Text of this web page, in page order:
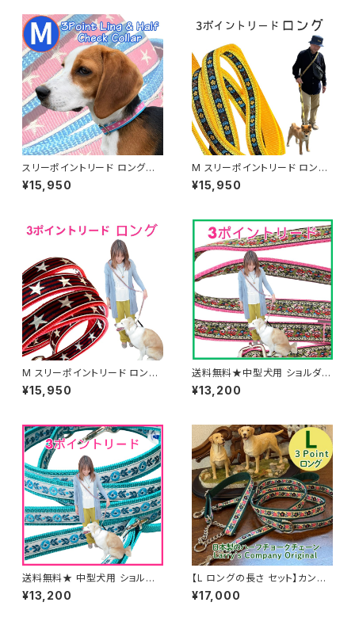
スリーポイントリード ロングロ
ングタイプとハーフチョークのセ
ット 送料無料★中型犬用 ショル
チョークカラー 日本製 オーダー
メイド｜ラリーズカンパニー
¥15,950
M スリーポイントリード ロング
ロングタイプとハーフチョークの
セット イエローフラワー 送料無
ダーリード ビタミンオレンジ 3
ポイントリード オーダー ハーフ
チョークカラー 日本製 オーダー
メイド｜ラリーズカンパニー
¥15,950
M スリーポイントリード ロング
ロングタイプとハーフチョークの
セット 送料無料★ Half Choke
オレンジ 3ポイントリード オー
ダー ハーフチョークカラー 日本
製 オーダーメイド｜ラリーズカ
ンパニー
¥15,950
送料無料★中型犬用 ショルダー
リード スリーポイントリード
ロングロングタイプ ピンクフラ
¥13,200
送料無料★ 中型犬用 ショルダ
ーリード スリーポイントリー
ド ロングロングタイプ アク
¥13,200
【L ロングの長さ セット】カント
リーフラワー柄 スリーポイント
リード＆ハーフチョークカラー
¥17,000